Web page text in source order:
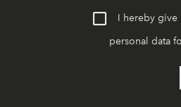
I hereby give
personal data